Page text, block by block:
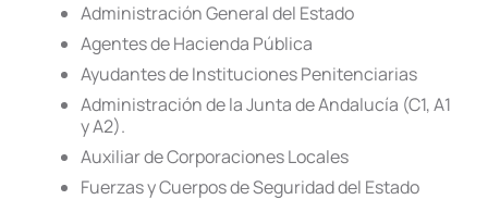
Administración General del Estado
Agentes de Hacienda Pública
Ayudantes de Instituciones Penitenciarias
Administración de la Junta de Andalucía (C1, A1
y A2).
Auxiliar de Corporaciones Locales
Fuerzas y Cuerpos de Seguridad del Estado